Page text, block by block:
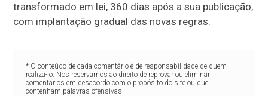
transformado em lei, 360 dias após a sua publicação,
com implantação gradual das novas regras.
* O conteúdo de cada comentário é de responsabilidade de quem
realizá-lo. Nos reservamos ao direito de reprovar ou eliminar
comentários em desacordo com o propósito do site ou que
contenham palavras ofensivas.